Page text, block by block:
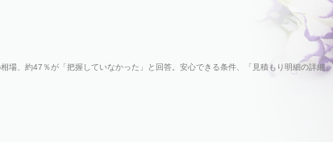
場、約47％が「把握していなかった」と回答。安心できる条件、「見積もり明細の詳細